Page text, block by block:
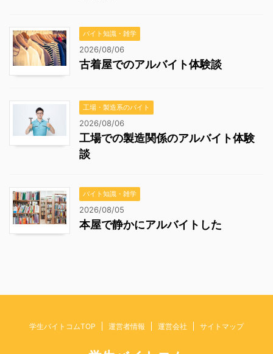
バイト知識・雑学
2026/08/06
古着屋でのアルバイト体験談
工場・製造系のバイト
2026/08/06
工場での製造関係のアルバイト体験
談
バイト知識・雑学
2026/08/05
本屋で静かにアルバイトした
学生バイトコムTOP 運営者情報 運営会社 サイトマップ